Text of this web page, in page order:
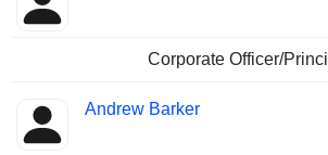
Corporate Officer/
Andrew Barker